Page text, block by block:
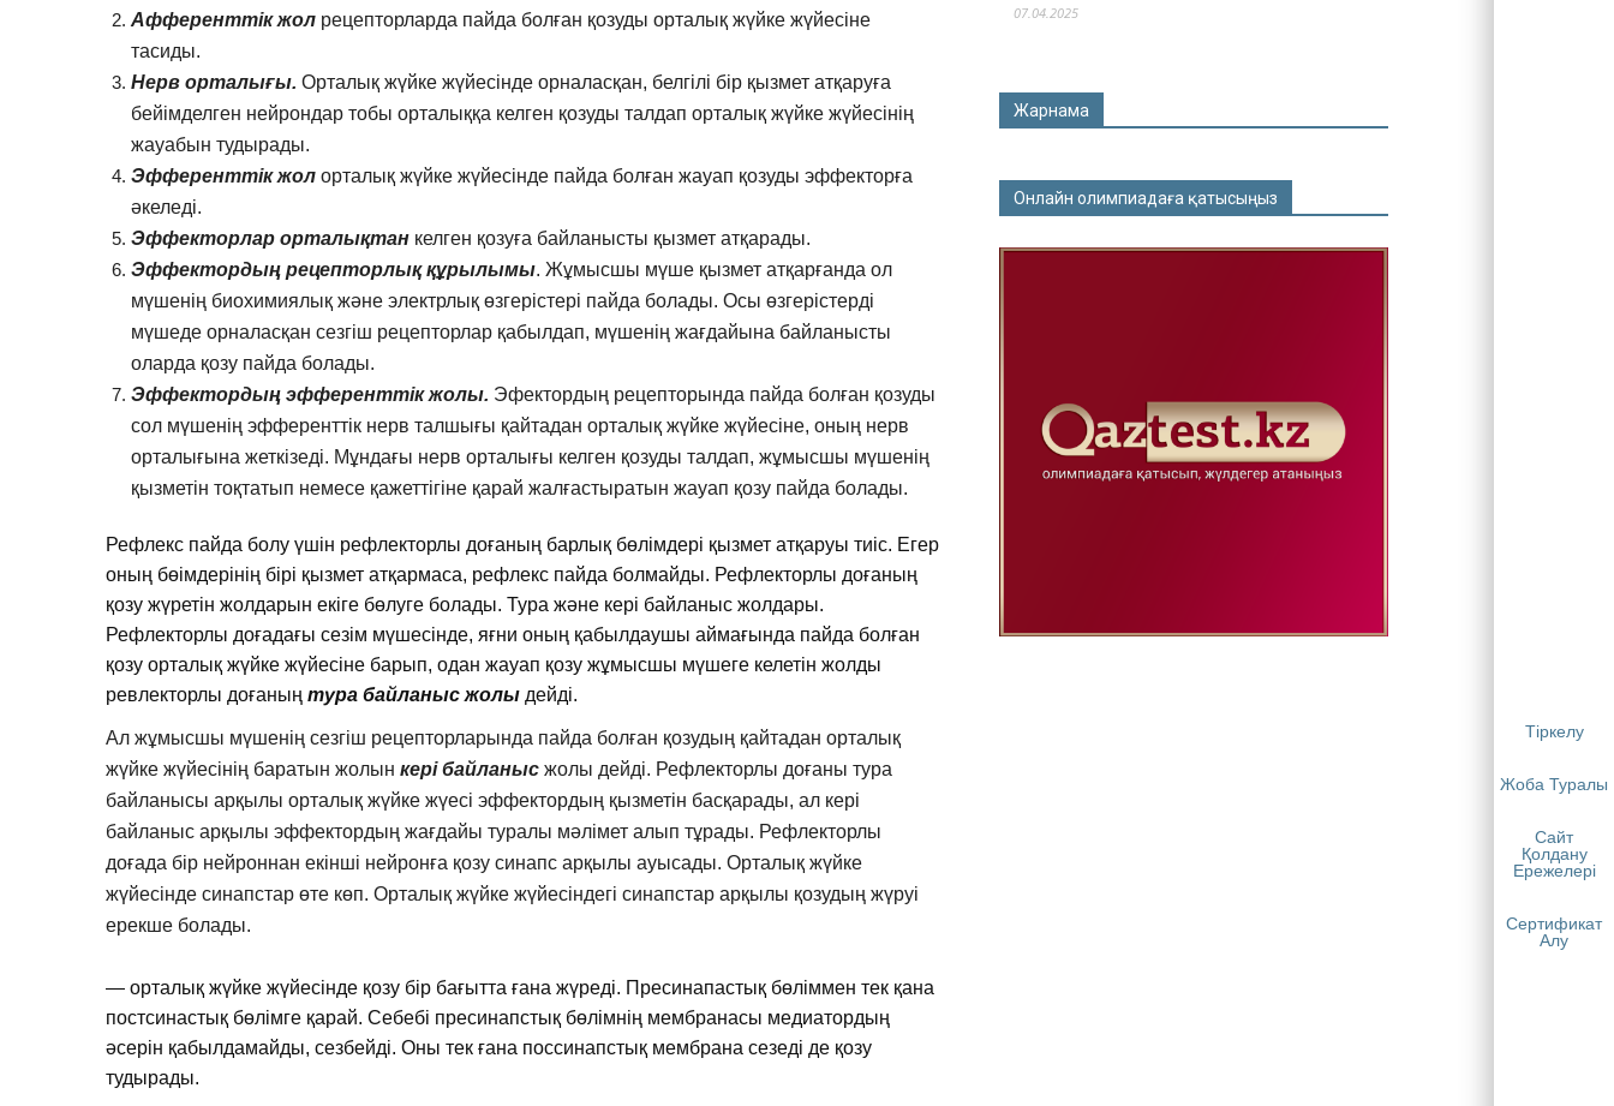
Тіркелу
Жоба Туралы
Сайт
Қолдану
Ережелері
Сертификат
Алу
Афференттік жол рецепторларда пайда болған қозуды орталық жүйке жүйесіне
тасиды.
Нерв орталығы. Орталық жүйке жүйесінде орналасқан, белгілі бір қызмет атқаруға
бейімделген нейрондар тобы орталыққа келген қозуды талдап орталық жүйке жүйесінің
жауабын тудырады.
Эфференттік жол орталық жүйке жүйесінде пайда болған жауап қозуды эффекторға
әкеледі.
Эффекторлар орталықтан келген қозуға байланысты қызмет атқарады.
Эффектордың рецепторлық құрылымы. Жұмысшы мүше қызмет атқарғанда ол
мүшенің биохимиялық және электрлық өзгерістері пайда болады. Осы өзгерістерді
мүшеде орналасқан сезгіш рецепторлар қабылдап, мүшенің жағдайына байланысты
оларда қозу пайда болады.
Эффектордың эфференттік жолы. Эфектордың рецепторында пайда болған қозуды
сол мүшенің эфференттік нерв талшығы қайтадан орталық жүйке жүйесіне, оның нерв
орталығына жеткізеді. Мұндағы нерв орталығы келген қозуды талдап, жұмысшы мүшенің
қызметін тоқтатып немесе қажеттігіне қарай жалғастыратын жауап қозу пайда болады.
Рефлекс пайда болу үшін рефлекторлы доғаның барлық бөлімдері қызмет атқаруы тиіс. Егер
оның бөімдерінің бірі қызмет атқармаса, рефлекс пайда болмайды. Рефлекторлы доғаның
қозу жүретін жолдарын екіге бөлуге болады. Тура және кері байланыс жолдары.
Рефлекторлы доғадағы сезім мүшесінде, яғни оның қабылдаушы аймағында пайда болған
қозу орталық жүйке жүйесіне барып, одан жауап қозу жұмысшы мүшеге келетін жолды
ревлекторлы доғаның тура байланыс жолы дейді.
Ал жұмысшы мүшенің сезгіш рецепторларында пайда болған қозудың қайтадан орталық
жүйке жүйесінің баратын жолын кері байланыс жолы дейді. Рефлекторлы доғаны тура
байланысы арқылы орталық жүйке жүесі эффектордың қызметін басқарады, ал кері
байланыс арқылы эффектордың жағдайы туралы мәлімет алып тұрады. Рефлекторлы
доғада бір нейроннан екінші нейронға қозу синапс арқылы ауысады. Ортaлық жүйке
жүйесінде синапстар өте көп. Oрталық жүйке жүйесіндегі синапстар арқылы қозудың жүруі
ерекше болады.
— орталық жүйке жүйесінде қозу бір бағытта ғана жүреді. Пресинапастық бөліммен тек қана
постсинастық бөлімге қарай. Себебі пресинапстық бөлімнің мембранасы медиатордың
әсерін қабылдамайды, сезбейді. Оны тек ғана поссинапстық мембрана сезеді де қозу
тудырады.
07.04.2025
Жарнама
Онлайн олимпиадаға қатысыңыз